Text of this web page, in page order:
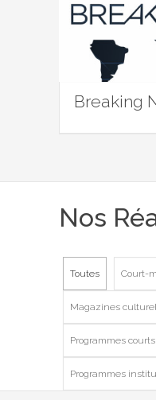
Breaking
Nos
Toutes Court-
Magazines
Programmes courts
Programmes